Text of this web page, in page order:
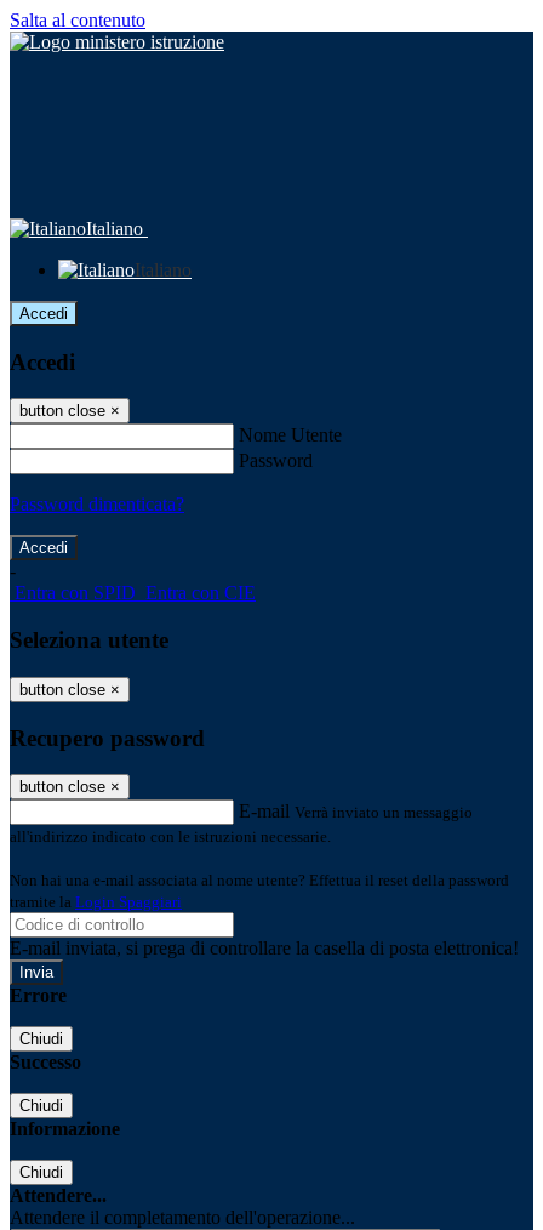
Salta al contenuto
Italiano
Italiano
Accedi
Accedi
button close ×
Nome Utente
Password
Password dimenticata?
-
Entra con SPID Entra con CIE
Seleziona utente
button close ×
Recupero password
button close ×
E-mail Verrà inviato un messaggio
all'indirizzo indicato con le istruzioni necessarie.
Non hai una e-mail associata al nome utente? Effettua il reset della password
tramite la Login Spaggiari
E-mail inviata, si prega di controllare la casella di posta elettronica!
Errore
Chiudi
Successo
Chiudi
Informazione
Chiudi
Attendere...
Attendere il completamento dell'operazione...